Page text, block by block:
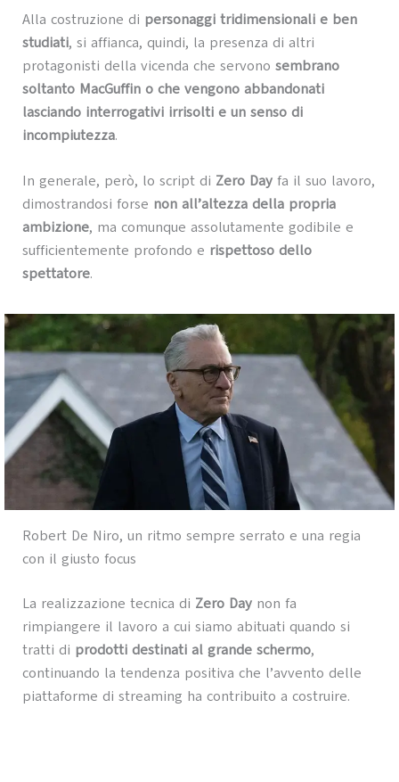
Alla costruzione di personaggi tridimensionali e ben
studiati, si affianca, quindi, la presenza di altri
protagonisti della vicenda che servono sembrano
soltanto MacGuffin o che vengono abbandonati
lasciando interrogativi irrisolti e un senso di
incompiutezza.
In generale, però, lo script di Zero Dayfa il suo lavoro,
dimostrandosi forse non all’altezza della propria
ambizione, ma comunque assolutamente godibile e
sufficientemente profondo e rispettoso dello
spettatore.
Robert De Niro, un ritmo sempre serrato e una regia
con il giusto focus
La realizzazione tecnica di Zero Daynon fa
rimpiangere il lavoro a cui siamo abituati quando si
tratti di prodotti destinati al grande schermo,
continuando la tendenza positiva che l’avvento delle
piattaforme di streaming ha contribuito a costruire.